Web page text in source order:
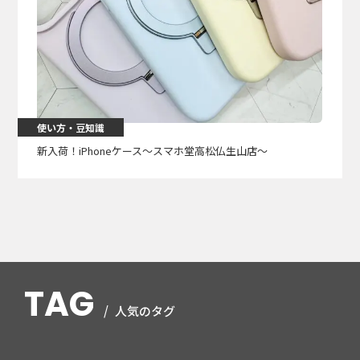
使い方・豆知識
新入荷！iPhoneケース〜スマホ堂高松仏生山店〜
TAG 人気のタグ